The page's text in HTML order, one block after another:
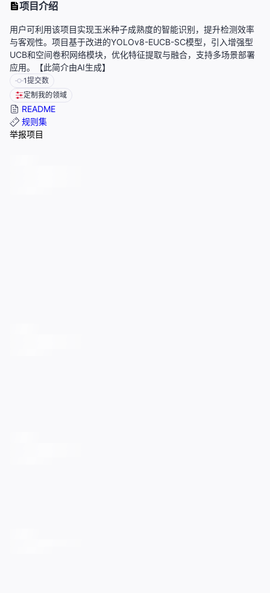
项目介绍
用户可利用该项目实现玉米种子成熟度的智能识别，提升检测效率
与客观性。项目基于改进的YOLOv8-EUCB-SC模型，引入增强型
UCB和空间卷积网络模块，优化特征提取与融合，支持多场景部署
应用。【此简介由AI生成】
1提交数
定制我的领域
README
规则集
举报项目